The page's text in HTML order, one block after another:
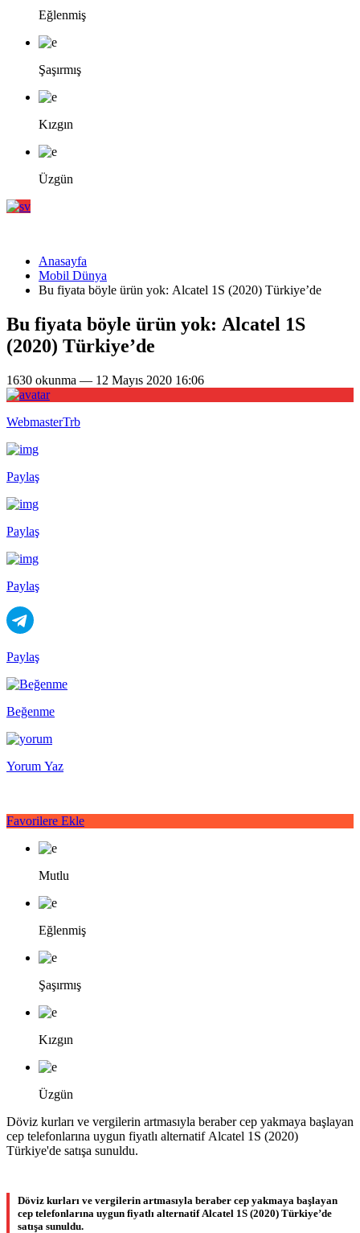
Eğlenmiş
Şaşırmış
Kızgın
Üzgün
Anasayfa
Mobil Dünya
Bu fiyata böyle ürün yok: Alcatel 1S (2020) Türkiye’de
Bu fiyata böyle ürün yok: Alcatel 1S
(2020) Türkiye’de
1630 okunma — 12 Mayıs 2020 16:06
WebmasterTrb
Paylaş
Paylaş
Paylaş
Paylaş
Beğenme
Yorum Yaz
Favorilere Ekle
Mutlu
Eğlenmiş
Şaşırmış
Kızgın
Üzgün
Döviz kurları ve vergilerin artmasıyla beraber cep yakmaya başlayan
cep telefonlarına uygun fiyatlı alternatif Alcatel 1S (2020)
Türkiye'de satışa sunuldu.
Döviz kurları ve vergilerin artmasıyla beraber cep yakmaya başlayan
cep telefonlarına uygun fiyatlı alternatif Alcatel 1S (2020) Türkiye’de
satışa sunuldu.